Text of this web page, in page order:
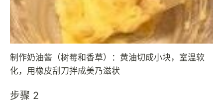
制作奶油酱（树莓和香草）：黄油切成小块，室温软
化，用橡皮刮刀拌成美乃滋状
步骤 2